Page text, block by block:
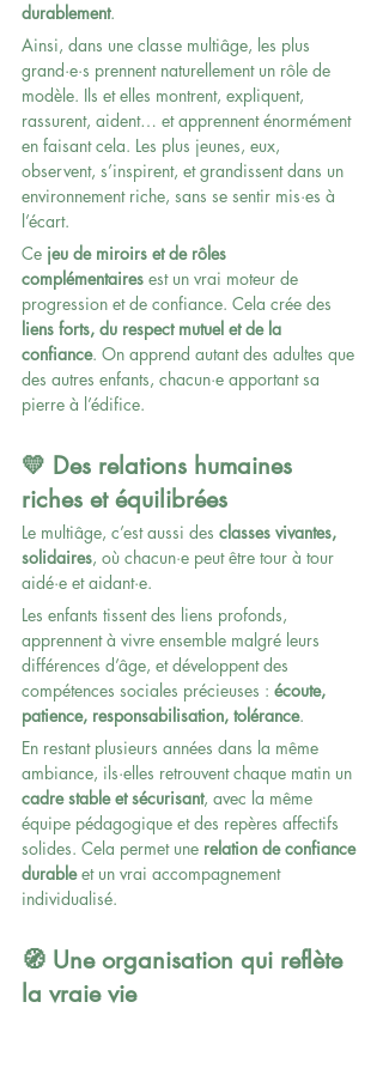
durablement.
Ainsi, dans une classe multiâge, les plus
grand·e·s prennent naturellement un rôle de
modèle. Ils et elles montrent, expliquent,
rassurent, aident… et apprennent énormément
en faisant cela. Les plus jeunes, eux,
observent, s’inspirent, et grandissent dans un
environnement riche, sans se sentir mis·es à
l’écart.
Ce jeu de miroirs et de rôles
complémentaires est un vrai moteur de
progression et de confiance. Cela crée des
liens forts, du respect mutuel et de la
confiance. On apprend autant des adultes que
des autres enfants, chacun·e apportant sa
pierre à l’édifice.
💛 Des relations humaines
riches et équilibrées
Le multiâge, c’est aussi des classes vivantes,
solidaires, où chacun·e peut être tour à tour
aidé·e et aidant·e.
Les enfants tissent des liens profonds,
apprennent à vivre ensemble malgré leurs
différences d’âge, et développent des
compétences sociales précieuses : écoute,
patience, responsabilisation, tolérance.
En restant plusieurs années dans la même
ambiance, ils·elles retrouvent chaque matin un
cadre stable et sécurisant, avec la même
équipe pédagogique et des repères affectifs
solides. Cela permet une relation de confiance
durable et un vrai accompagnement
individualisé.
🧭 Une organisation qui reflète
la vraie vie